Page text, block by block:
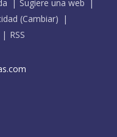
Sugiere una web
(Cambiar)
RSS